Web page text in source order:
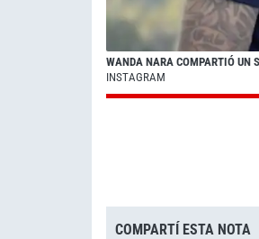
WANDA NARA COMPARTIÓ UN
INSTAGRAM
COMPARTÍ ESTA NOTA